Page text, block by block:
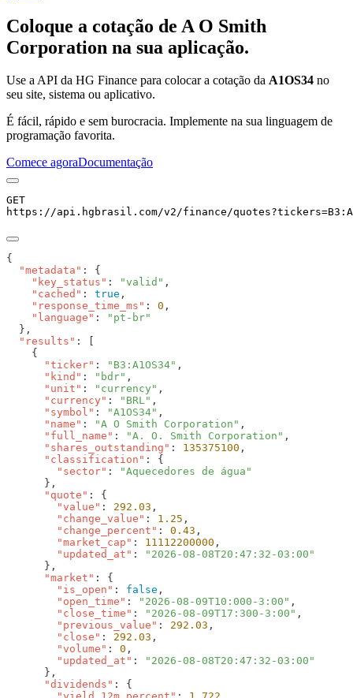
Coloque a cotação de A O Smith
Corporation na sua aplicação.
Use a API da HG Finance para colocar a cotação da A1OS34 no
seu site, sistema ou aplicativo.
É fácil, rápido e sem burocracia. Implemente na sua linguagem de
programação favorita.
Comece agoraDocumentação
GET
https://api.hgbrasil.com/v2/finance/quotes?tickers=
  "metadata"
    "key_status"
: "valid"
    "cached"
: true
    "response_time_ms"
: 0
    "language"
:
  "results"
      "ticker"
: "B3:A1OS34"
      "kind"
: "bdr"
      "unit"
: "currency"
      "currency"
: "BRL"
      "symbol"
: "A1OS34"
      "name"
: "A O Smith Corporation"
      "full_name"
: "A. O. Smith Corporation"
      "shares_outstanding"
: 135375100
      "classification"
        "sector"
:
      "quote"
        "value"
: 292.03
        "change_value"
: 1.25
        "change_percent"
: 0.43
        "market_cap"
: 11112200000
        "updated_at"
:
      "market"
        "is_open"
: false
        "open_time"
: "2026-08-09T10:000-3:00"
        "close_time"
: "2026-08-09T17:300-3:00"
        "previous_value"
: 292.03
        "close"
: 292.03
        "volume"
: 0
        "updated_at"
:
      "dividends"